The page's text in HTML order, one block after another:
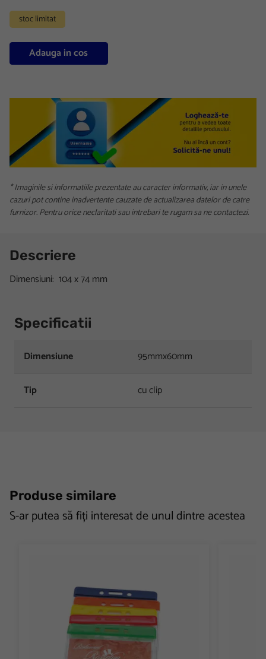
stoc limitat
Adauga in cos
* Imaginile si informatiile prezentate au caracter informativ, iar in unele
cazuri pot contine inadvertente cauzate de actualizarea datelor de catre
furnizor. Pentru orice neclaritati sau intrebari te rugam sa ne contactezi.
Descriere
Dimensiuni: 104 x 74 mm
Specificatii
Dimensiune 95mmx60mm
Tip cu clip
Produse similare
S-ar putea să fiți interesat de unul dintre acestea